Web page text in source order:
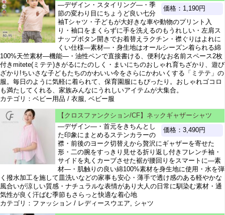
価格：1,190円
―デザイン・スタイリング―・季
節の変わり目にちょうど良い七分
袖Tシャツ・子どもが大好きな車や動物のプリント入
り・袖口をまくらずに手を洗えるのもうれしい・左肩ス
ナップボタン開きでお着替えラクチン・襟ぐりはよれに
くい仕様―素材―・身生地はオールシーズン着られる綿
100%天竺素材―機能―・油性ペンで直接書ける、便利なお名前スペース2枚
付きmitete(ミテテ)きがるにたのしく・まいにちのおしゃれ育ちざかり、遊び
ざかり!ちいさな子どもたちのかわいい今をさらにかわいくする「ミテテ」の
服。毎日のように気軽に着られて、保育園服にもぴったり。おしゃれゴコロ
も満たしてくれる、家族みんなにうれしいアイテムが大集合。
カテゴリ：ベビー用品 / 衣服, ベビー服
【クロスファンクション/CF】ネックギャザーシャツ
価格：3,490円
―デザイン―・首元をきちんとし
た印象にまとめるステンカラーの
襟・前後のヨーク切替えから贅沢にギャザーを寄せた
形・二の腕をすっきり見せる折り返し付きフレンチ袖・
サイドを丸くカーブさせた裾が腰回りをスマートに―素
材―・肌触りの良い綿100%素材を身生地に使用・水を弾
く撥水加工を施して皿洗いなどの家事も安心・薄手で透け感のある軽やかな
風合いが涼しい質感・ナチュラルな表情があり大人の日常に馴染む素材・通
気性が良く汗ばむ季節もさらっと快適な着心地
カテゴリ：ファッション / レディースウエア, シャツ